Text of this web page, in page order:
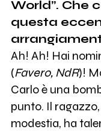
World”. Che
questa
Ah! Ah! Hai
(Favero, NdR)!
Carlo è una
punto. Il
modestia, ha